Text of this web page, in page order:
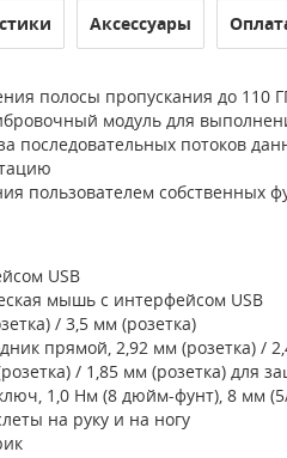
Аксессуары
полосы пропускания до 110
модуль для
последовательных потоков
пользователем собственных
USB
мышь с интерфейсом USB
/ 3,5 мм (розетка)
прямой, 2,92 мм (розетка) /
/ 1,85 мм (розетка) для
1,0 Нм (8 дюйм-фунт), 8 мм
на руку и на ногу